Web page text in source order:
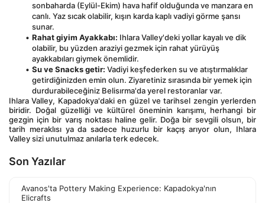
sonbaharda (Eylül-Ekim) hava hafif olduğunda ve manzara en
canlı. Yaz sıcak olabilir, kışın karda kaplı vadiyi görme şansı
sunar.
Rahat giyim Ayakkabı: Ihlara Valley'deki yollar kayalı ve dik
olabilir, bu yüzden araziyi gezmek için rahat yürüyüş
ayakkabıları giymek önemlidir.
Su ve Snacks getir: Vadiyi keşfederken su ve atıştırmalıklar
getirdiğinizden emin olun. Ziyaretiniz sırasında bir yemek için
durdurabileceğiniz Belisırma'da yerel restoranlar var.
Ihlara Valley, Kapadokya'daki en güzel ve tarihsel zengin yerlerden
biridir. Doğal güzelliği ve kültürel öneminin karışımı, herhangi bir
gezgin için bir varış noktası haline gelir. Doğa bir sevgili olsun, bir
tarih meraklısı ya da sadece huzurlu bir kaçış arıyor olun, Ihlara
Valley sizi unutulmaz anılarla terk edecek.
Son Yazılar
Avanos'ta Pottery Making Experience: Kapadokya'nın
Elicrafts